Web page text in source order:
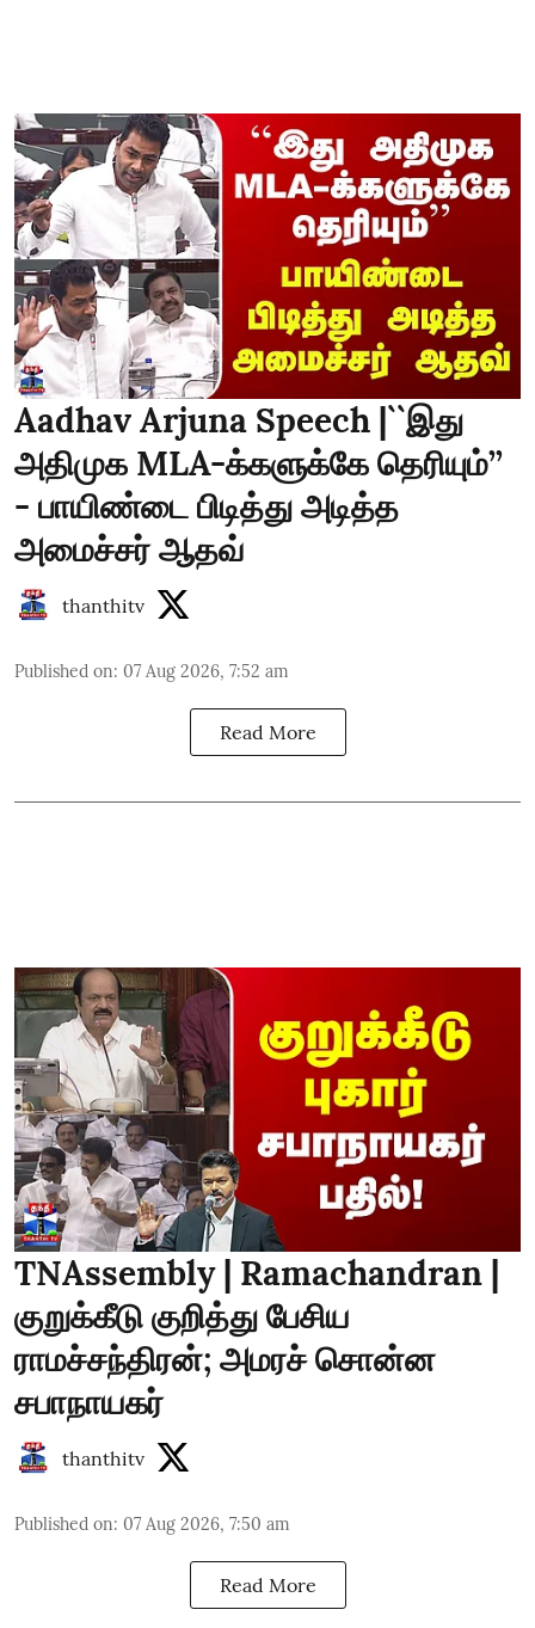
Aadhav Arjuna Speech |``இது
அதிமுக MLA-க்களுக்கே தெரியும்’’
- பாயிண்டை பிடித்து அடித்த
அமைச்சர் ஆதவ்
thanthitv
Published on: 07 Aug 2026, 7:52 am
Read More
TNAssembly | Ramachandran |
குறுக்கீடு குறித்து பேசிய
ராமச்சந்திரன்; அமரச் சொன்ன
சபாநாயகர்
thanthitv
Published on: 07 Aug 2026, 7:50 am
Read More